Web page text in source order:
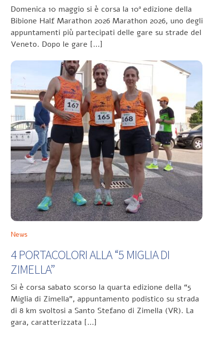
Domenica 10 maggio si è corsa la 10ª edizione della
Bibione Half Marathon 2026 Marathon 2026, uno degli
appuntamenti più partecipati delle gare su strade del
Veneto. Dopo le gare […]
News
4 PORTACOLORI ALLA “5 MIGLIA DI
ZIMELLA”
Si è corsa sabato scorso la quarta edizione della “5
Miglia di Zimella”, appuntamento podistico su strada
di 8 km svoltosi a Santo Stefano di Zimella (VR). La
gara, caratterizzata […]